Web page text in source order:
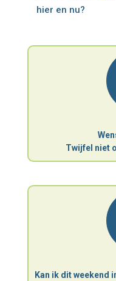
hier en nu?
Twijfel niet
Kan ik dit weekend